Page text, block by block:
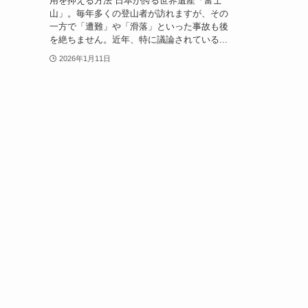
山」。毎年多くの登山者が訪れますが、その
一方で「遭難」や「滑落」といった事故も後
を絶ちません。近年、特に議論されている...
2026年1月11日